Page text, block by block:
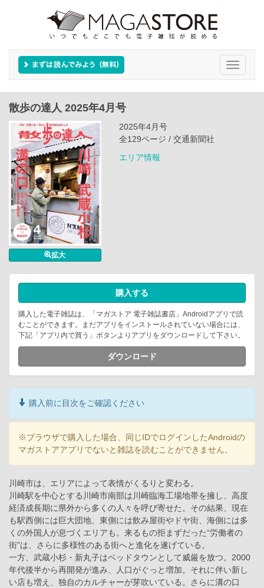
Toggle
散歩の達人 2025年4月号
拡大
2025年4月号
全129ページ / 交通新聞社
エリア情報
購入する
購入した電子雑誌は、「マガストア 電子雑誌書店」Androidアプリで読
むことができます。まだアプリをインストールされていない場合には、
下記「アプリ内で買う」ボタンよりアプリをダウンロードして下さい。
ダウンロード
購入前に目次をご確認ください
※ブラウザで購入した場合、同じIDでログインしたAndroidの
マガストアアプリでないと雑誌を読むことができません。
川崎市は、エリアによって表情がくるりと変わる。
川崎駅を中心とする川崎市南部は川崎臨海工場地帯を擁し、高度
経済成長期に県外から多くの人々を呼び寄せた。その結果、現在
も駅西側には巨大団地、東側には飲み屋街やドヤ街、海側には多
くの外国人が息づくエリアも。来るもの拒まずだった“労働者の
街”は、さらに多様性のある街へと進化を遂げている。
一方、武蔵小杉・新丸子はベッドタウンとして威厳を放つ。2000
年代後半から再開発が進み、人口がぐっと増加。それに伴い新し
い店も増え、独自のカルチャーが芽吹いている。さらに溝の口